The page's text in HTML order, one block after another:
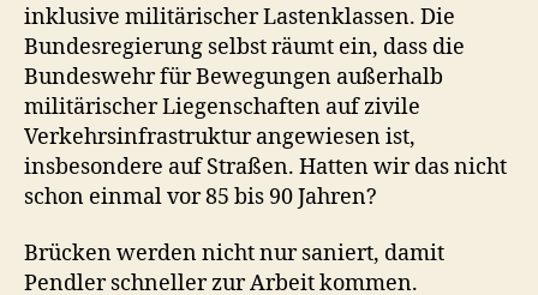
inklusive militärischer Lastenklassen. Die
Bundesregierung selbst räumt ein, dass die
Bundeswehr für Bewegungen außerhalb
militärischer Liegenschaften auf zivile
Verkehrsinfrastruktur angewiesen ist,
insbesondere auf Straßen. Hatten wir das nicht
schon einmal vor 85 bis 90 Jahren?
Brücken werden nicht nur saniert, damit
Pendler schneller zur Arbeit kommen.